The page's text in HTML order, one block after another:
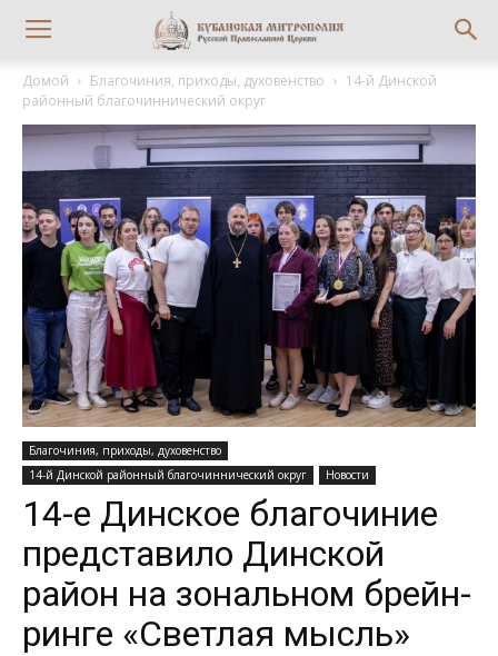
Домой Благочиния, приходы, духовенство
14-й Динской
районный благочиннический округ
Благочиния, приходы, духовенство
14-й Динской районный благочиннический округ
Новости
14-е Динское благочиние
представило Динской
район на зональном брейн-
ринге «Светлая мысль»